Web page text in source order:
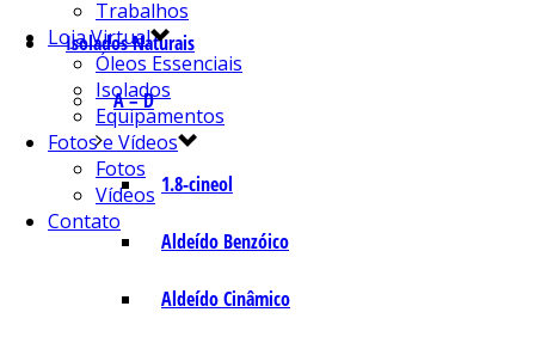
Isolados Naturais
A – D
1.8-cineol
Aldeído Benzóico
Aldeído Cinâmico
Trabalhos
Loja Virtual
Óleos Essenciais
Isolados
Equipamentos
Fotos e Vídeos
Fotos
Vídeos
Contato